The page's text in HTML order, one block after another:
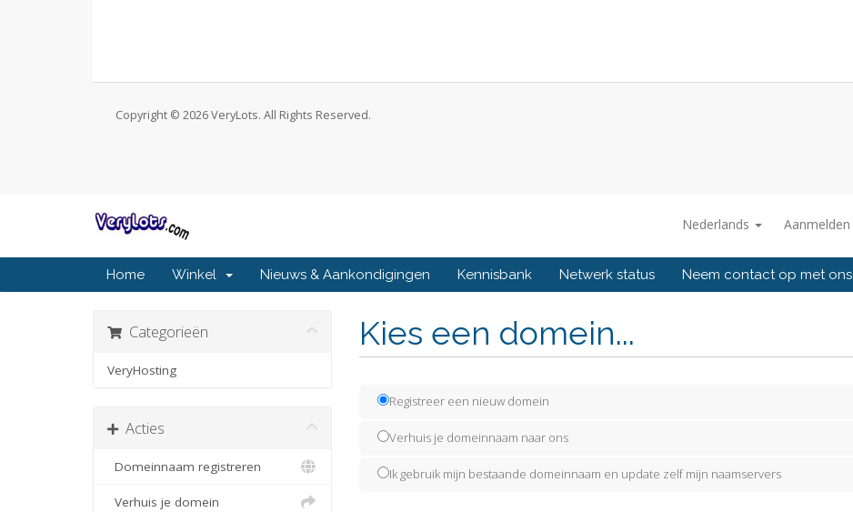
Copyright © 2026 VeryLots. All Rights Reserved.
Nederlands Aanmelden
Home Winkel Nieuws & Aankondigingen Kennisbank Netwerk status Neem contact op met ons
Kies een domein...
Categorieën
VeryHosting
Acties
Domeinnaam registreren
Verhuis je domein
Registreer een nieuw domein
Verhuis je domeinnaam naar ons
Ik gebruik mijn bestaande domeinnaam en update zelf mijn naamservers